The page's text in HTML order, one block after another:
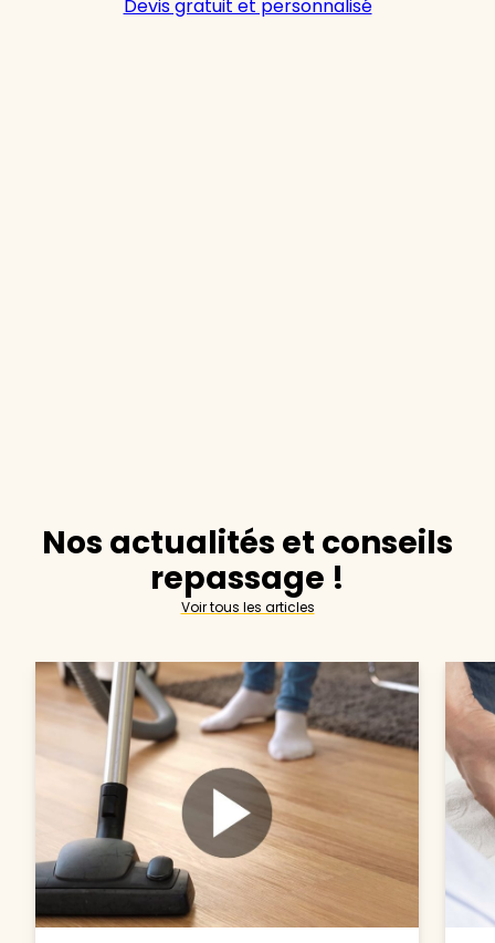
Devis gratuit et personnalisé
Nos actualités et conseils
repassage !
Voir tous les articles